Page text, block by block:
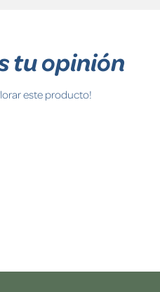
tu opinión
este producto!